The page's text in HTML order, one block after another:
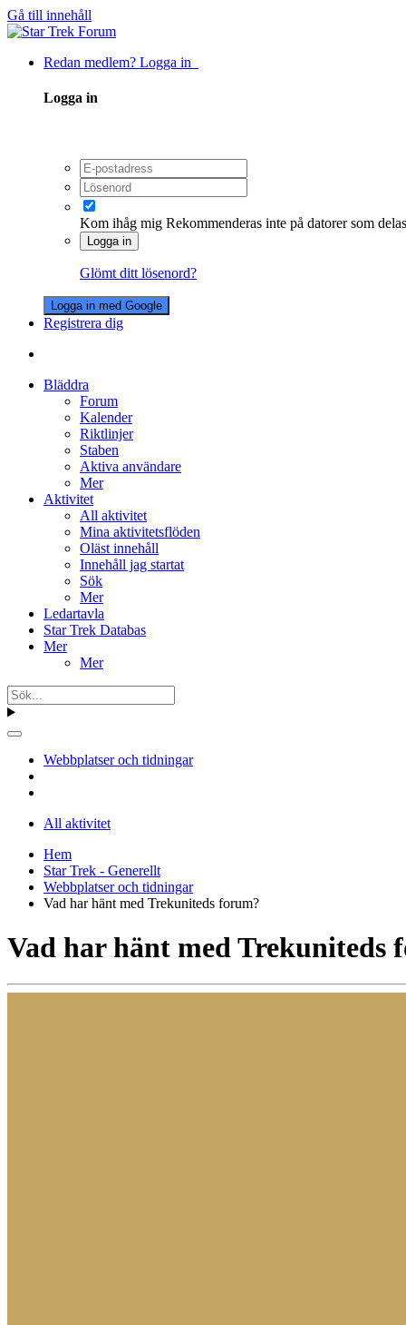
Gå till innehåll
Redan medlem? Logga in
Logga in
Kom ihåg mig Rekommenderas inte på datorer som
Logga in
Glömt ditt lösenord?
Logga in med Google
Registrera dig
Bläddra
Forum
Kalender
Riktlinjer
Staben
Aktiva användare
Mer
Aktivitet
All aktivitet
Mina aktivitetsflöden
Oläst innehåll
Innehåll jag startat
Sök
Mer
Ledartavla
Star Trek Databas
Mer
Mer
Webbplatser och tidningar
All aktivitet
Hem
Star Trek - Generellt
Webbplatser och tidningar
Vad har hänt med Trekuniteds forum?
Vad har hänt med Trekuniteds